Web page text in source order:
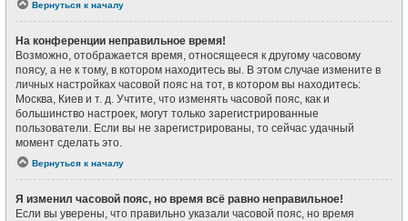
Вернуться к началу
На конференции неправильное время!
Возможно, отображается время, относящееся к другому часовому
поясу, а не к тому, в котором находитесь вы. В этом случае измените в
личных настройках часовой пояс на тот, в котором вы находитесь:
Москва, Киев и т. д. Учтите, что изменять часовой пояс, как и
большинство настроек, могут только зарегистрированные
пользователи. Если вы не зарегистрированы, то сейчас удачный
момент сделать это.
Вернуться к началу
Я изменил часовой пояс, но время всё равно неправильное!
Если вы уверены, что правильно указали часовой пояс, но время